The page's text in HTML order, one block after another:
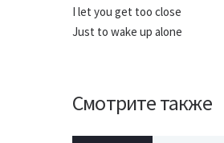
I let you get too close
Just to wake up alone
Смотрите также